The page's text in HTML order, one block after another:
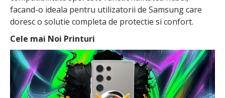
facand-o ideala pentru utilizatorii de Samsung care
doresc o solutie completa de protectie si confort.
Cele mai Noi Printuri